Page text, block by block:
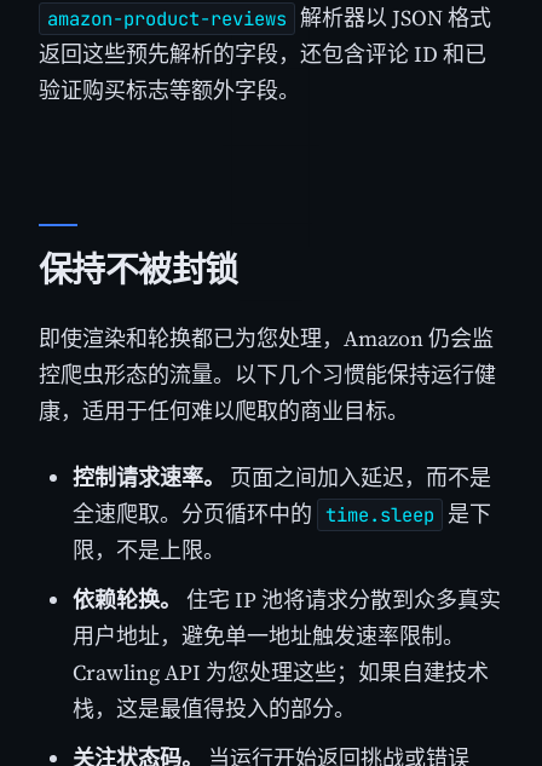
amazon-product-reviews 解析器以 JSON 格式
返回这些预先解析的字段，还包含评论 ID 和已
验证购买标志等额外字段。
保持不被封锁
即使渲染和轮换都已为您处理，Amazon 仍会监
控爬虫形态的流量。以下几个习惯能保持运行健
康，适用于任何难以爬取的商业目标。
控制请求速率。
页面之间加入延迟，而不是
全速爬取。分页循环中的 time.sleep 是下
限，不是上限。
依赖轮换。 住宅 IP 池将请求分散到众多真实
用户地址，避免单一地址触发速率限制。
Crawling API 为您处理这些；如果自建技术
栈，这是最值得投入的部分。
关注状态码。
当运行开始返回挑战或错误